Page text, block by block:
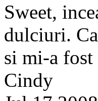
Sweet,
dulciuri.
si mi-a fost
Cindy